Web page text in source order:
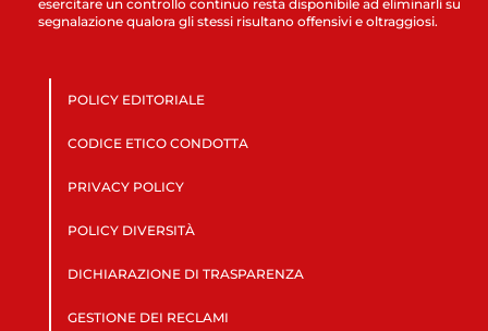
esercitare un controllo continuo resta disponibile ad eliminarli su
segnalazione qualora gli stessi risultano offensivi e oltraggiosi.
POLICY EDITORIALE
CODICE ETICO CONDOTTA
PRIVACY POLICY
POLICY DIVERSITÀ
DICHIARAZIONE DI TRASPARENZA
GESTIONE DEI RECLAMI